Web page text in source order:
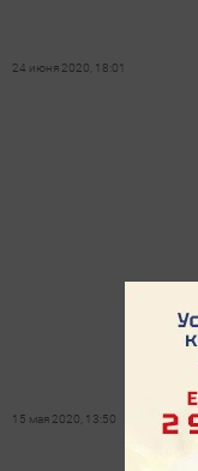
24 июня 2020, 18:01
15 мая 2020, 13:50